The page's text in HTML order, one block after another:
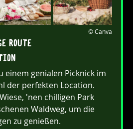
© Canva
Route
einem genialen Picknick im
der perfekten Location.
'nen chilligen Park
Waldweg, um die
zu genießen.